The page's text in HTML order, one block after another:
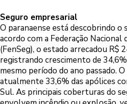
Seguro empresarial
O paranaense está descobrindo o
acordo com a Federação Nacional
(FenSeg), o estado arrecadou R$
registrando crescimento de
mesmo período do ano passado.
atualmente 33,6% das apólices
Sul. As principais coberturas do